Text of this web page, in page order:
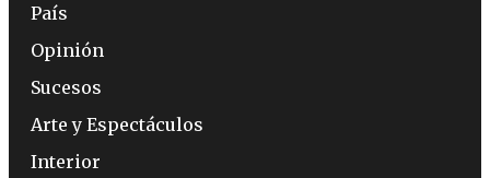
País
Opinión
Sucesos
Arte y Espectáculos
Interior